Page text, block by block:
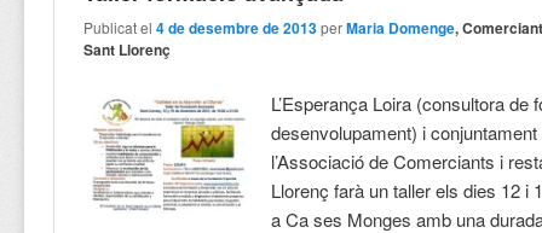
Publicat el4 de desembre de 2013 perMaria Domenge,
Sant Llorenç
L’Esperança Loira (consultora de
desenvolupament) i
l’Associació de Comerciants i
Llorenç farà un taller els dies 12 i
a Ca ses Monges amb una